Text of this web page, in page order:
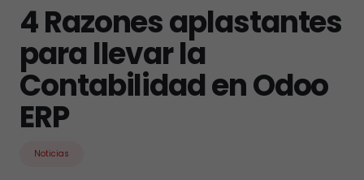
4 Razones aplastantes
para llevar la
Contabilidad en Odoo
ERP
Noticias